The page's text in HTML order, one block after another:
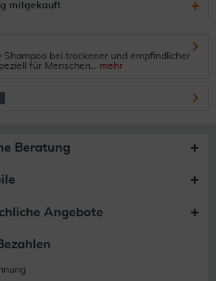
mitgekauft
Shampoo bei trockener und empfindlicher
für Menschen... mehr
Beratung
Angebote